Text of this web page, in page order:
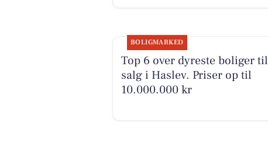
BOLIGMARKED
Top 6 over dyreste boliger til
salg i Haslev. Priser op til
10.000.000 kr